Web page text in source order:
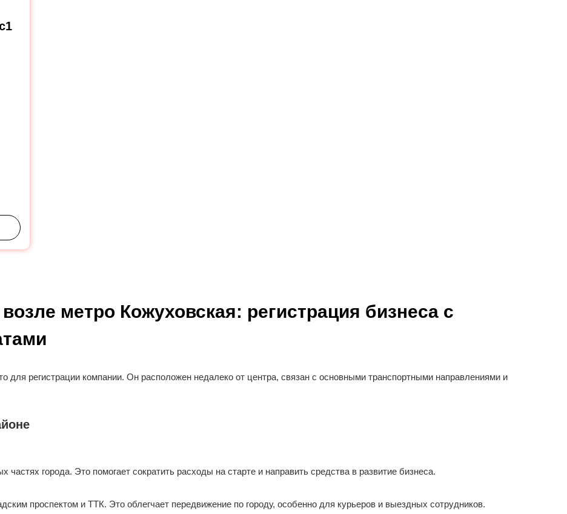
метро Кожуховская: регистрация бизнеса с
для регистрации компании. Он расположен недалеко от центра, связан с основными транспортными направлениями и
города. Это помогает сократить расходы на старте и направить средства в развитие бизнеса.
проспектом и ТТК. Это облегчает передвижение по городу, особенно для курьеров и выездных сотрудников.